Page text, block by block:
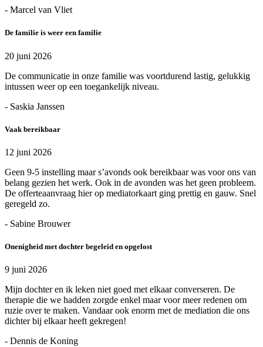
- Marcel van Vliet
De familie is weer een familie
20 juni 2026
De communicatie in onze familie was voortdurend lastig, gelukkig
intussen weer op een toegankelijk niveau.
- Saskia Janssen
Vaak bereikbaar
12 juni 2026
Geen 9-5 instelling maar s’avonds ook bereikbaar was voor ons van
belang gezien het werk. Ook in de avonden was het geen probleem.
De offerteaanvraag hier op mediatorkaart ging prettig en gauw. Snel
geregeld zo.
- Sabine Brouwer
Onenigheid met dochter begeleid en opgelost
9 juni 2026
Mijn dochter en ik leken niet goed met elkaar converseren. De
therapie die we hadden zorgde enkel maar voor meer redenen om
ruzie over te maken. Vandaar ook enorm met de mediation die ons
dichter bij elkaar heeft gekregen!
- Dennis de Koning